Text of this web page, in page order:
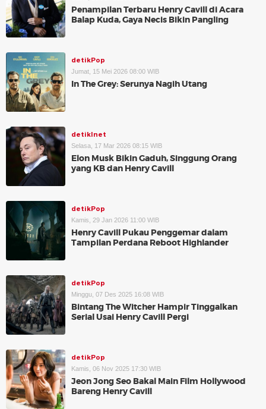
Penampilan Terbaru Henry Cavill di Acara
Balap Kuda, Gaya Necis Bikin Pangling
detikPop
Jumat, 15 Mei 2026 08:00 WIB
In The Grey: Serunya Nagih Utang
detikInet
Selasa, 17 Mar 2026 08:15 WIB
Elon Musk Bikin Gaduh, Singgung Orang
yang KB dan Henry Cavill
detikPop
Kamis, 29 Jan 2026 11:00 WIB
Henry Cavill Pukau Penggemar dalam
Tampilan Perdana Reboot Highlander
detikPop
Minggu, 07 Des 2025 16:08 WIB
Bintang The Witcher Hampir Tinggalkan
Serial Usai Henry Cavill Pergi
detikPop
Kamis, 06 Nov 2025 17:30 WIB
Jeon Jong Seo Bakal Main Film Hollywood
Bareng Henry Cavill